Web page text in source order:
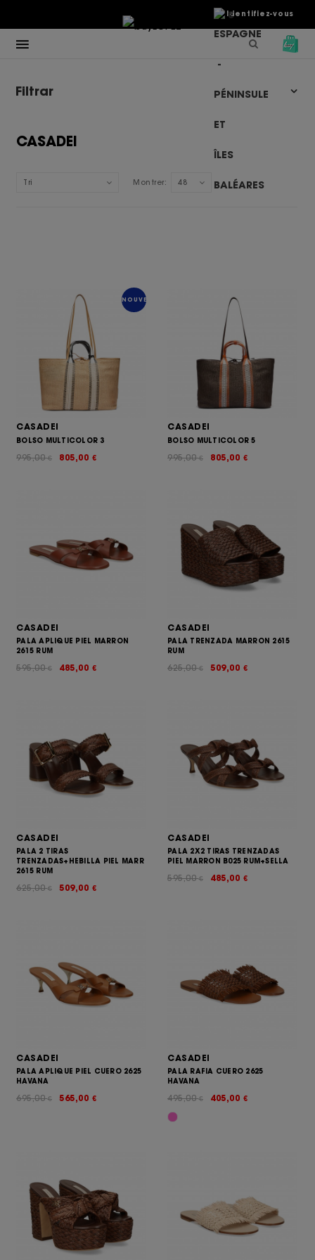
Identifiez-vous
€
CASADEI
Tri Montrer: 48
NOUVEAU
CASADEI
BOLSO MULTICOLOR 3
805,00 €
995,00€
CASADEI
BOLSO MULTICOLOR 5
805,00 €
995,00€
CASADEI
PALA APLIQUE PIEL MARRON
2615 RUM
485,00 €
595,00€
CASADEI
PALA TRENZADA MARRON 2615
RUM
509,00 €
625,00€
CASADEI
PALA 2 TIRAS
TRENZADAS+HEBILLA PIEL MARR
2615 RUM
509,00 €
625,00€
CASADEI
PALA 2X2 TIRAS TRENZADAS
PIEL MARRON B025 RUM+SELLA
485,00 €
595,00€
CASADEI
PALA APLIQUE PIEL CUERO 2625
HAVANA
565,00 €
695,00€
CASADEI
PALA RAFIA CUERO 2625
HAVANA
405,00 €
495,00€
Filtrar